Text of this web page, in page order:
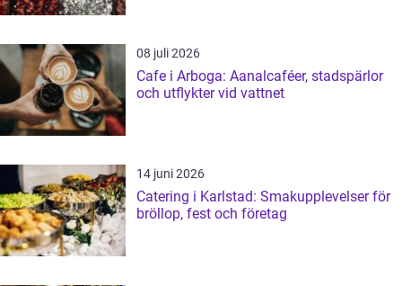
08 juli 2026
Cafe i Arboga: Aanalcaféer, stadspärlor
och utflykter vid vattnet
14 juni 2026
Catering i Karlstad: Smakupplevelser för
bröllop, fest och företag